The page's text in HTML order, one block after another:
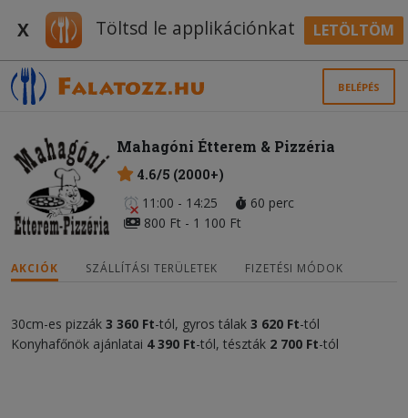
X Töltsd le applikációnkat LETÖLTÖM
BELÉPÉS
Mahagóni Étterem & Pizzéria
4.6/5 (2000+)
11:00 - 14:25
60 perc
800 Ft - 1 100 Ft
AKCIÓK SZÁLLÍTÁSI TERÜLETEK FIZETÉSI MÓDOK
30cm-es pizzák 3 360 Ft-tól, gyros tálak 3 620 Ft-tól
Konyhafőnök ajánlatai 4 390 Ft-tól, tészták 2 700 Ft-tól